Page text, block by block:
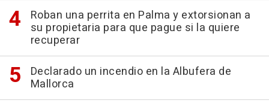
Roban una perrita en Palma y extorsionan a
su propietaria para que pague si la quiere
recuperar
Declarado un incendio en la Albufera de
Mallorca